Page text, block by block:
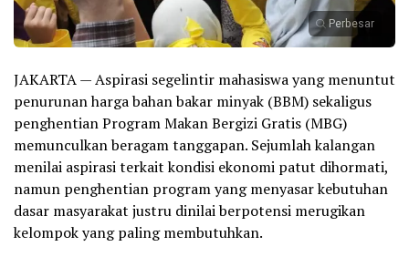
Perbesar
JAKARTA — Aspirasi segelintir mahasiswa yang menuntut
penurunan harga bahan bakar minyak (BBM) sekaligus
penghentian Program Makan Bergizi Gratis (MBG)
memunculkan beragam tanggapan. Sejumlah kalangan
menilai aspirasi terkait kondisi ekonomi patut dihormati,
namun penghentian program yang menyasar kebutuhan
dasar masyarakat justru dinilai berpotensi merugikan
kelompok yang paling membutuhkan.